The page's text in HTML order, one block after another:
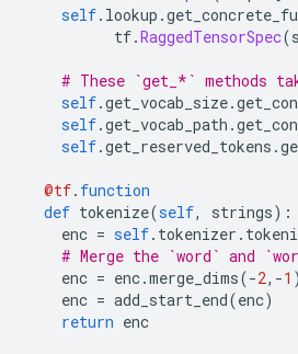
self. lookup .
tf.RaggedTensorSpec(
# These `get_*` methods
self.get_vocab_size.
self.get_vocab_path .
self.get_reserved_tokens .
@tf. function
def tokenize(self, strings):
enc = self. tokenizer .
# Merge the `word` and
enc = enc.merge_dims(-2,-1 )
enc = add_start_end(enc)
return enc